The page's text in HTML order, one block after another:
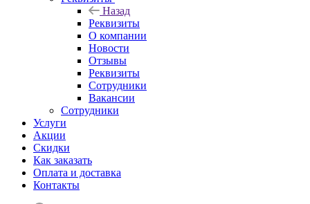
Назад
Реквизиты
О компании
Новости
Отзывы
Реквизиты
Сотрудники
Вакансии
Сотрудники
Услуги
Акции
Скидки
Как заказать
Оплата и доставка
Контакты